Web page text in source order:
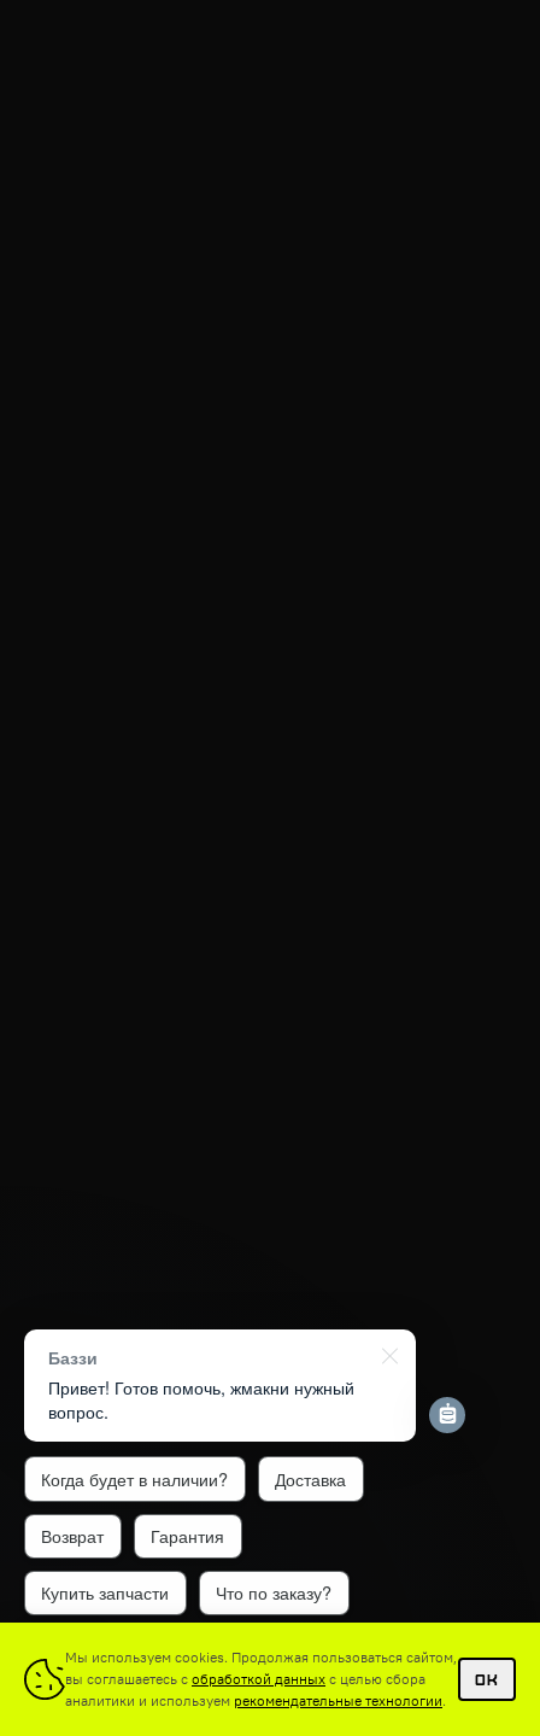
Мы используем cookies. Продолжая пользоваться сайтом,
вы соглашаетесь с обработкой данных с целью сбора
аналитики и используем рекомендательные технологии.
OK
1
Баззи
Привет! Готов помочь, жмакни нужный
вопрос.
Когда будет в наличии? Доставка
Возврат Гарантия
Купить запчасти Что по заказу?